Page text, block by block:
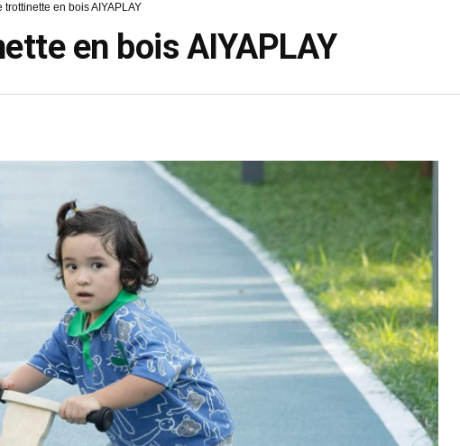
trottinette en bois AIYAPLAY
en bois AIYAPLAY
Guides
DRAISIENNE POUR ENFANT DE 2
ANS : LES MEILLEURS MODÈLES
Vous souhaitez apprendre à votre petit amour de 24 mois et